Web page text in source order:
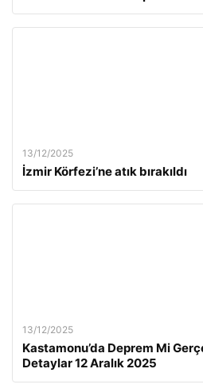
13/12/2025
İzmir Körfezi’ne atık bırakıldı
13/12/2025
Kastamonu’da Deprem Mi
Detaylar 12 Aralık 2025